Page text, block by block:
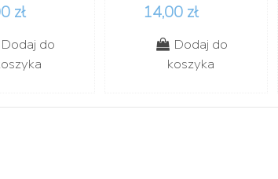
zł
Dodaj do
14,00 zł
Dodaj do
koszyka